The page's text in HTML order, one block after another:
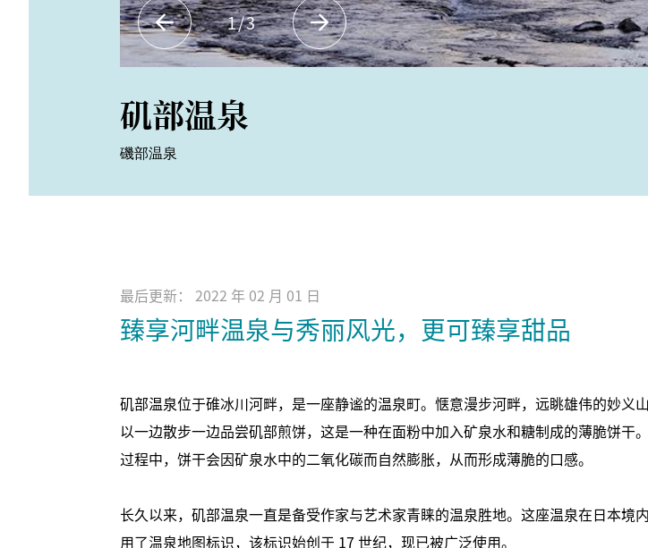
1/3
矶部温泉
磯部温泉
最后更新： 2022 年 02 月 01 日
臻享河畔温泉与秀丽风光，更可臻享甜品
矶部温泉位于碓冰川河畔，是一座静谧的温泉町。惬意漫步河畔，远眺雄伟的妙义
以一边散步一边品尝矶部煎饼，这是一种在面粉中加入矿泉水和糖制成的薄脆饼干
过程中，饼干会因矿泉水中的二氧化碳而自然膨胀，从而形成薄脆的口感。
长久以来，矶部温泉一直是备受作家与艺术家青睐的温泉胜地。这座温泉在日本境
用了温泉地图标识，该标识始创于 17 世纪，现已被广泛使用。